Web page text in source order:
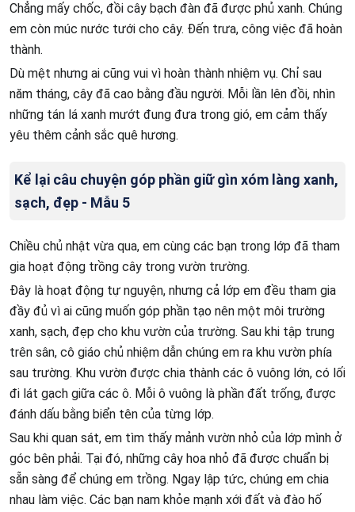
Chẳng mấy chốc, đồi cây bạch đàn đã được phủ xanh. Chúng
em còn múc nước tưới cho cây. Đến trưa, công việc đã hoàn
thành.
Dù mệt nhưng ai cũng vui vì hoàn thành nhiệm vụ. Chỉ sau
năm tháng, cây đã cao bằng đầu người. Mỗi lần lên đồi, nhìn
những tán lá xanh mướt đung đưa trong gió, em cảm thấy
yêu thêm cảnh sắc quê hương.
Kể lại câu chuyện góp phần giữ gìn xóm làng xanh,
sạch, đẹp - Mẫu 5
Chiều chủ nhật vừa qua, em cùng các bạn trong lớp đã tham
gia hoạt động trồng cây trong vườn trường.
Đây là hoạt động tự nguyện, nhưng cả lớp em đều tham gia
đầy đủ vì ai cũng muốn góp phần tạo nên một môi trường
xanh, sạch, đẹp cho khu vườn của trường. Sau khi tập trung
trên sân, cô giáo chủ nhiệm dẫn chúng em ra khu vườn phía
sau trường. Khu vườn được chia thành các ô vuông lớn, có lối
đi lát gạch giữa các ô. Mỗi ô vuông là phần đất trống, được
đánh dấu bằng biển tên của từng lớp.
Sau khi quan sát, em tìm thấy mảnh vườn nhỏ của lớp mình ở
góc bên phải. Tại đó, những cây hoa nhỏ đã được chuẩn bị
sẵn sàng để chúng em trồng. Ngay lập tức, chúng em chia
nhau làm việc. Các bạn nam khỏe mạnh xới đất và đào hố